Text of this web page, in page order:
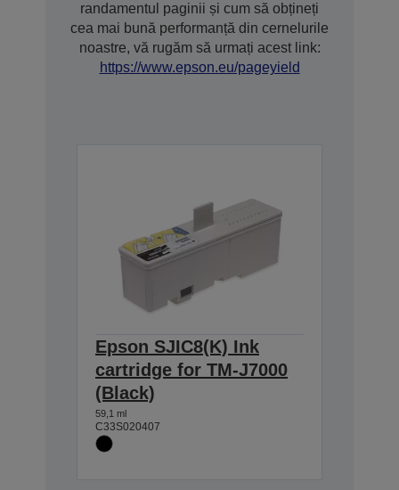
randamentul paginii și cum să obțineți
cea mai bună performanță din cernelurile
noastre, vă rugăm să urmați acest link:
https://www.epson.eu/pageyield
Epson SJIC8(K) Ink
cartridge for TM-J7000
(Black)
59,1 ml
C33S020407